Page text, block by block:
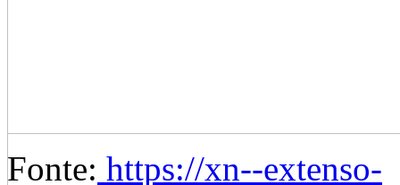
Fonte: https://xn--extenso-